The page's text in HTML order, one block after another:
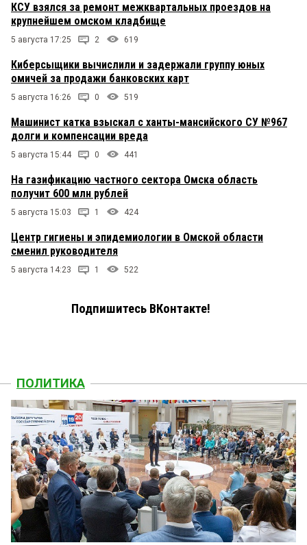
КСУ взялся за ремонт межквартальных проездов на
крупнейшем омском кладбище
5 августа 17:25 2 619
Киберсыщики вычислили и задержали группу юных
омичей за продажи банковских карт
5 августа 16:26 0 519
Машинист катка взыскал с ханты-мансийского СУ №967
долги и компенсации вреда
5 августа 15:44 0 441
На газификацию частного сектора Омска область
получит 600 млн рублей
5 августа 15:03 1 424
Центр гигиены и эпидемиологии в Омской области
сменил руководителя
5 августа 14:23 1 522
Подпишитесь ВКонтакте!
ПОЛИТИКА